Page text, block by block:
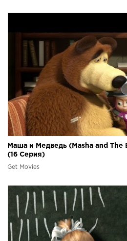
Маша и Медведь (Masha and The
(16 Серия)
Get Movies